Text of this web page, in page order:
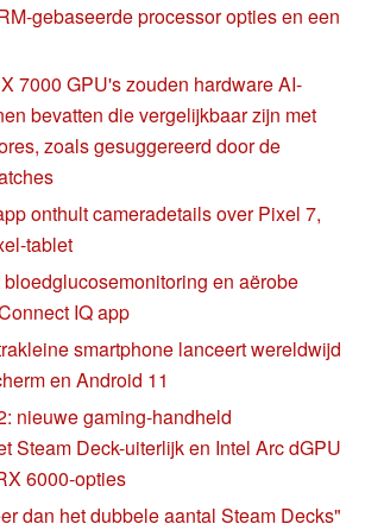
gebaseerde processor opties en een
7000 GPU's zouden hardware AI-
bevatten die vergelijkbaar zijn met
zoals gesuggereerd door de
onthult cameradetails over Pixel 7,
tablet
en aërobe
IQ app
smartphone lanceert wereldwijd
en Android 11
nieuwe gaming-handheld
Steam Deck-uiterlijk en Intel Arc dGPU
6000-opties
dan het dubbele aantal Steam Decks"